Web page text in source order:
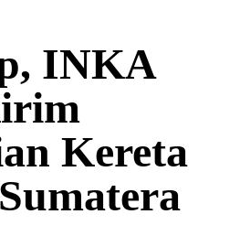
INKA
Kereta